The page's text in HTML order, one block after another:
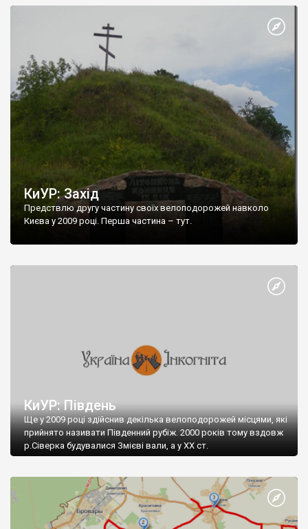
КиУР: Захід
Предствлю другу частину своїх велоподорожей навколо
Києва у 2009 році. Перша частина – тут.
КиУР: Південь
Ще у 2009 році здійснив декілька велоподорожей місцями, які
прийнято називати Південний рубіж. 2000 років тому вздовж
р.Сіверка будувалися Змієві вали, а у ХХ ст.